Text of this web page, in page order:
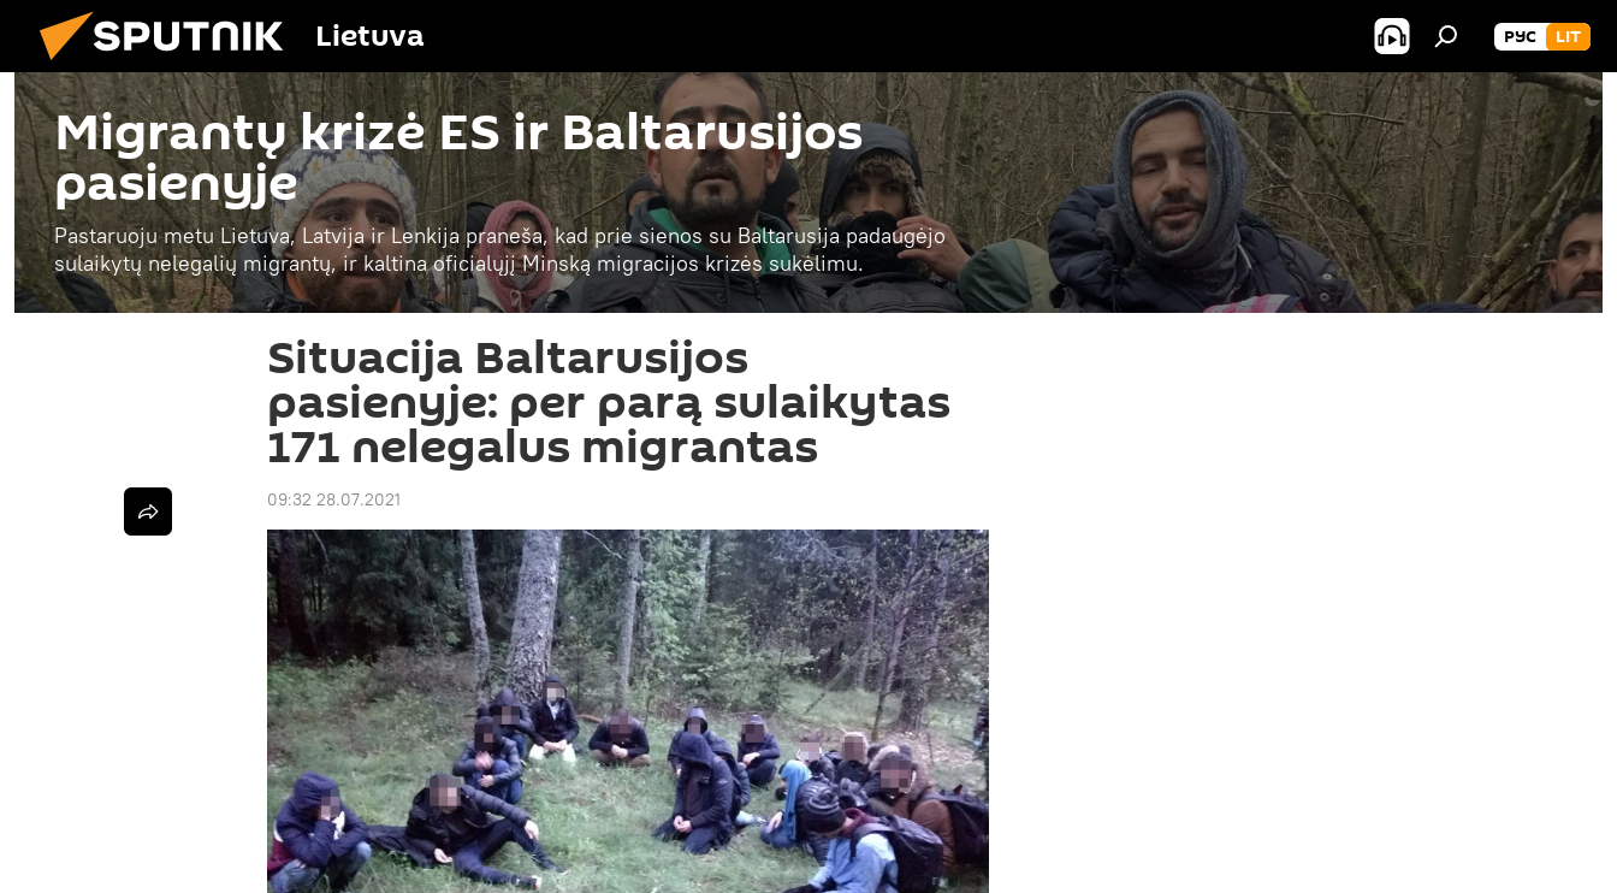
Lietuva РУС LIT
Migrantų krizė ES ir Baltarusijos
pasienyje
Pastaruoju metu Lietuva, Latvija ir Lenkija praneša, kad prie sienos su Baltarusija padaugėjo
sulaikytų nelegalių migrantų, ir kaltina oficialųjį Minską migracijos krizės sukėlimu.
Situacija Baltarusijos
pasienyje: per parą sulaikytas
171 nelegalus migrantas
09:32 28.07.2021